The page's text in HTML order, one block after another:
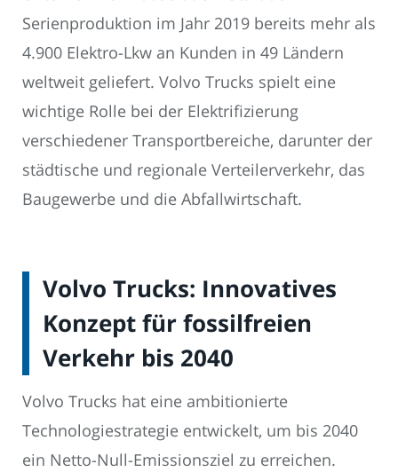
Serienproduktion im Jahr 2019 bereits mehr als
4.900 Elektro-Lkw an Kunden in 49 Ländern
weltweit geliefert. Volvo Trucks spielt eine
wichtige Rolle bei der Elektrifizierung
verschiedener Transportbereiche, darunter der
städtische und regionale Verteilerverkehr, das
Baugewerbe und die Abfallwirtschaft.
Volvo Trucks: Innovatives
Konzept für fossilfreien
Verkehr bis 2040
Volvo Trucks hat eine ambitionierte
Technologiestrategie entwickelt, um bis 2040
ein Netto-Null-Emissionsziel zu erreichen.